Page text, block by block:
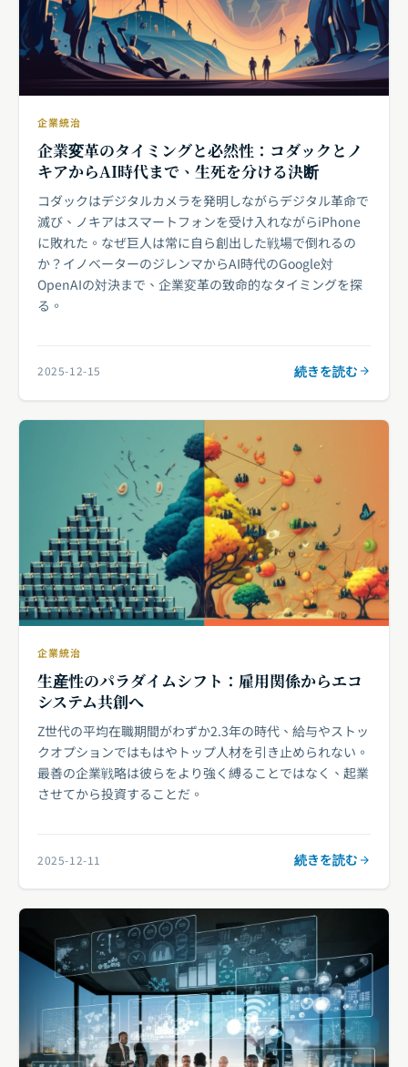
企業統治
企業変革のタイミングと必然性：コダックとノ
キアからAI時代まで、生死を分ける決断
コダックはデジタルカメラを発明しながらデジタル革命で
滅び、ノキアはスマートフォンを受け入れながらiPhone
に敗れた。なぜ巨人は常に自ら創出した戦場で倒れるの
か？イノベーターのジレンマからAI時代のGoogle対
OpenAIの対決まで、企業変革の致命的なタイミングを探
る。
2025-12-15 続きを読む
企業統治
生産性のパラダイムシフト：雇用関係からエコ
システム共創へ
Z世代の平均在職期間がわずか2.3年の時代、給与やストッ
クオプションではもはやトップ人材を引き止められない。
最善の企業戦略は彼らをより強く縛ることではなく、起業
させてから投資することだ。
2025-12-11 続きを読む